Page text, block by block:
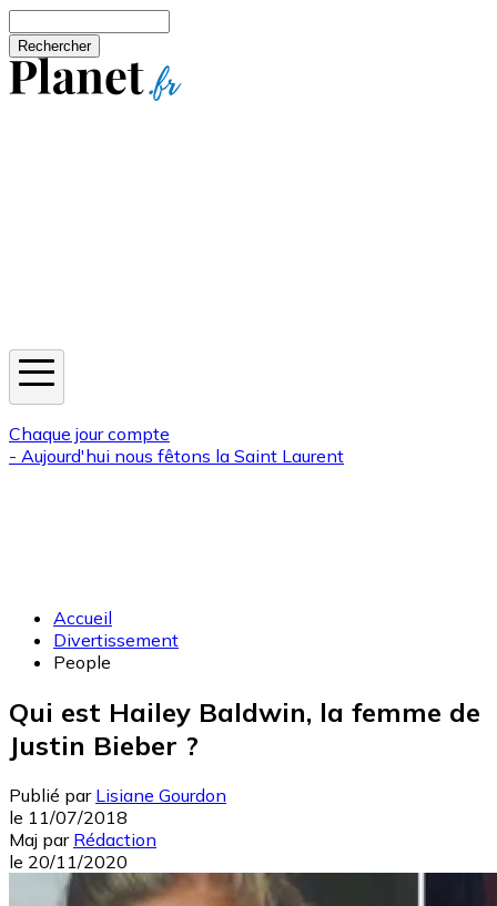
Chaque jour compte
- Aujourd'hui nous fêtons la Saint Laurent
Accueil
Divertissement
People
Qui est Hailey Baldwin, la femme de
Justin Bieber ?
Publié par Lisiane Gourdon
le 11/07/2018
Maj par Rédaction
le 20/11/2020